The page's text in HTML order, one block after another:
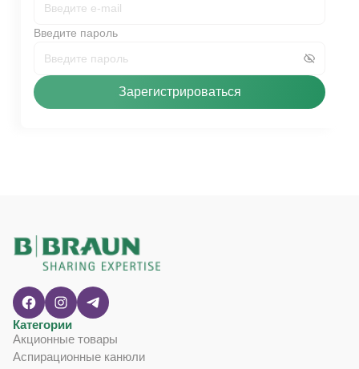
Введите пароль
Зарегистрироваться
Категории
Акционные товары
Аспирационные канюли